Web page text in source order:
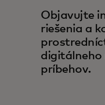
Objavujte
riešenia a
digitálneho
príbehov.